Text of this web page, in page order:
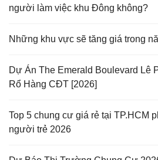
người làm việc khu Đông không?
Những khu vực sẽ tăng giá trong
Dự Án The Emerald Boulevard Lê
Rổ Hàng CĐT [2026]
Top 5 chung cư giá rẻ tại TP.HCM
người trẻ 2026